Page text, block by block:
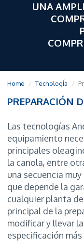
UNA
Home TecnologÍa
PREPARACIÓN
Las tecnologías
equipamiento
principales
la canola, entre
una secuencia
que depende la
cualquier planta
principal de la
modificar y llevar
especificación